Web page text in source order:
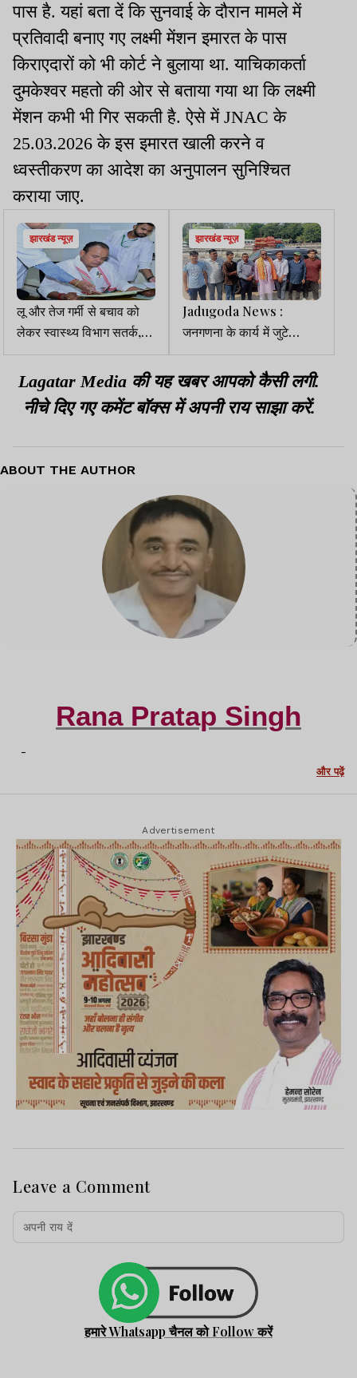
पास है. यहां बता दें कि सुनवाई के दौरान मामले में
प्रतिवादी बनाए गए लक्ष्मी मेंशन इमारत के पास
किराएदारों को भी कोर्ट ने बुलाया था. याचिकाकर्ता
दुमकेश्वर महतो की ओर से बताया गया था कि लक्ष्मी
मेंशन कभी भी गिर सकती है. ऐसे में JNAC के
25.03.2026 के इस इमारत खाली करने व
ध्वस्तीकरण का आदेश का अनुपालन सुनिश्चित
कराया जाए.
झारखंड न्यूज़
लू और तेज गर्मी से बचाव को
लेकर स्वास्थ्य विभाग सतर्क,
अस्पतालों को निर्देश जारी
झारखंड न्यूज़
Jadugoda News :
जनगणना के कार्य में जुटे
शिक्षक,15 घरों का हुआ सर्वे
Lagatar Media की यह खबर आपको कैसी लगी.
नीचे दिए गए कमेंट बॉक्स में अपनी राय साझा करें.
ABOUT THE AUTHOR
Rana Pratap Singh
-
और पढ़ें
Advertisement
Leave a Comment
हमारे Whatsapp चैनल को Follow करें